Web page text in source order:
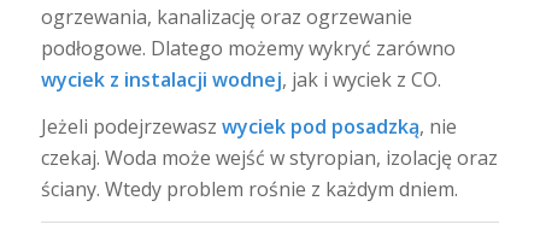
ogrzewania, kanalizację oraz ogrzewanie
podłogowe. Dlatego możemy wykryć zarówno
wyciek z instalacji wodnej, jak i wyciek z CO.
Jeżeli podejrzewasz wyciek pod posadzką, nie
czekaj. Woda może wejść w styropian, izolację oraz
ściany. Wtedy problem rośnie z każdym dniem.